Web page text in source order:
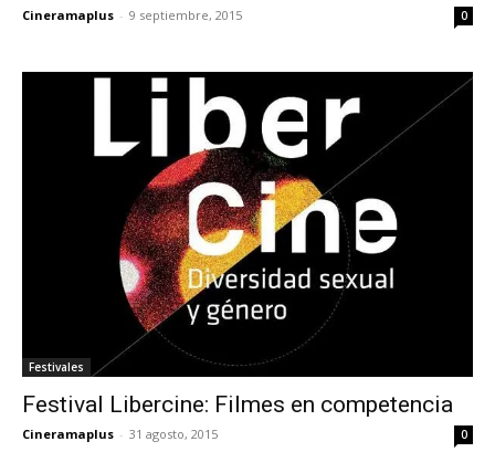
Cineramaplus - 9 septiembre, 2015 0
Festivales
Festival Libercine: Filmes en competencia
Cineramaplus - 31 agosto, 2015 0